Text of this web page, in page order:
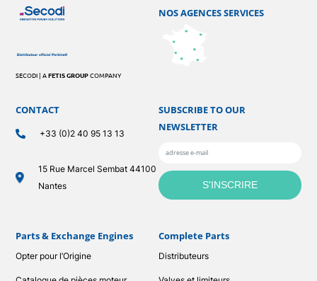
SECODI | AFETIS GROUPCOMPANY
Parts & Exchange Engines
Opter pour l’Origine
CONTACT
+33 (0)2 40 95 13 13
15 Rue Marcel Sembat 44100
Nantes
Complete Parts
Distributeurs
NOS AGENCES SERVICES
SUBSCRIBE TO OUR
NEWSLETTER